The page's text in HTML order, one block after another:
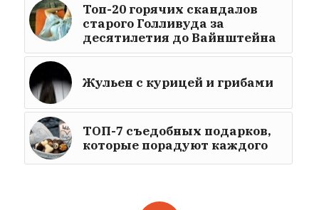
Топ-20 горячих скандалов
старого Голливуда за
десятилетия до Вайнштейна
Жульен с курицей и грибами
ТОП-7 съедобных подарков,
которые порадуют каждого